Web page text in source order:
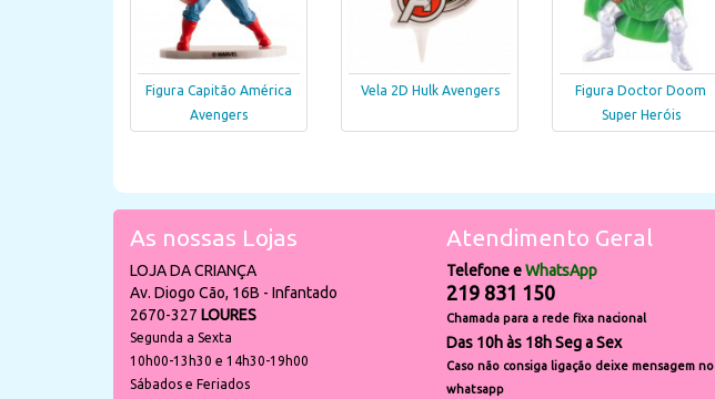
Figura Capitão América
Avengers
Vela 2D Hulk Avengers
Figura Doctor Doom
Super Heróis
As nossas Lojas
LOJA DA CRIANÇA
Av. Diogo Cão, 16B - Infantado
2670-327 LOURES
Segunda a Sexta
10h00-13h30 e 14h30-19h00
Sábados e Feriados
Atendimento Geral
Telefone eWhatsApp
219 831 150
Chamada para a rede fixa nacional
Das 10h às 18h Seg a Sex
Caso não consiga ligação deixe mensagem no
whatsapp